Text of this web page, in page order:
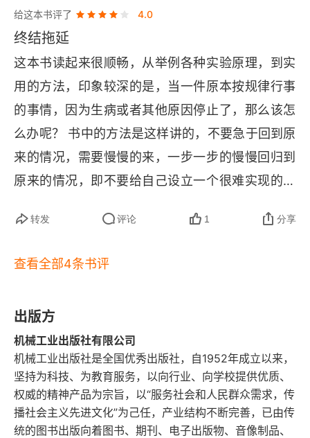
工具：内置开关
工具：心流表
工具：仓鼠-重启
个人成长与个人衰退
本章回顾：结果
第4章 客观理智 如何看待我们的缺陷
结语 造就长期改变的关键
工具：和自己会谈
终结拖延，重新开始
附录
给这本书评了 4.0
终结拖延
这本书读起来很顺畅，从举例各种实验原理，到实
用的方法，印象较深的是，当一件原本按规律行事
的事情，因为生病或者其他原因停止了，那么该怎
么办呢？ 书中的方法是这样讲的，不要急于回到原
来的情况，需要慢慢的来，一步一步的慢慢回归到
原来的情况，即不要给自己设立一个很难实现的目
的那个目标， 进而解决拖延的问题。
转发 评论 1 分享
查看全部4条书评
出版方
机械工业出版社有限公司
机械工业出版社是全国优秀出版社，自1952年成立以来，
坚持为科技、为教育服务，以向行业、向学校提供优质、
权威的精神产品为宗旨，以“服务社会和人民群众需求，传
播社会主义先进文化”为己任，产业结构不断完善，已由传
统的图书出版向着图书、期刊、电子出版物、音像制品、